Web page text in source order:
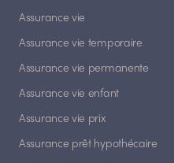
Assurance vie
Assurance vie temporaire
Assurance vie permanente
Assurance vie enfant
Assurance vie prix
Assurance prêt hypothécaire